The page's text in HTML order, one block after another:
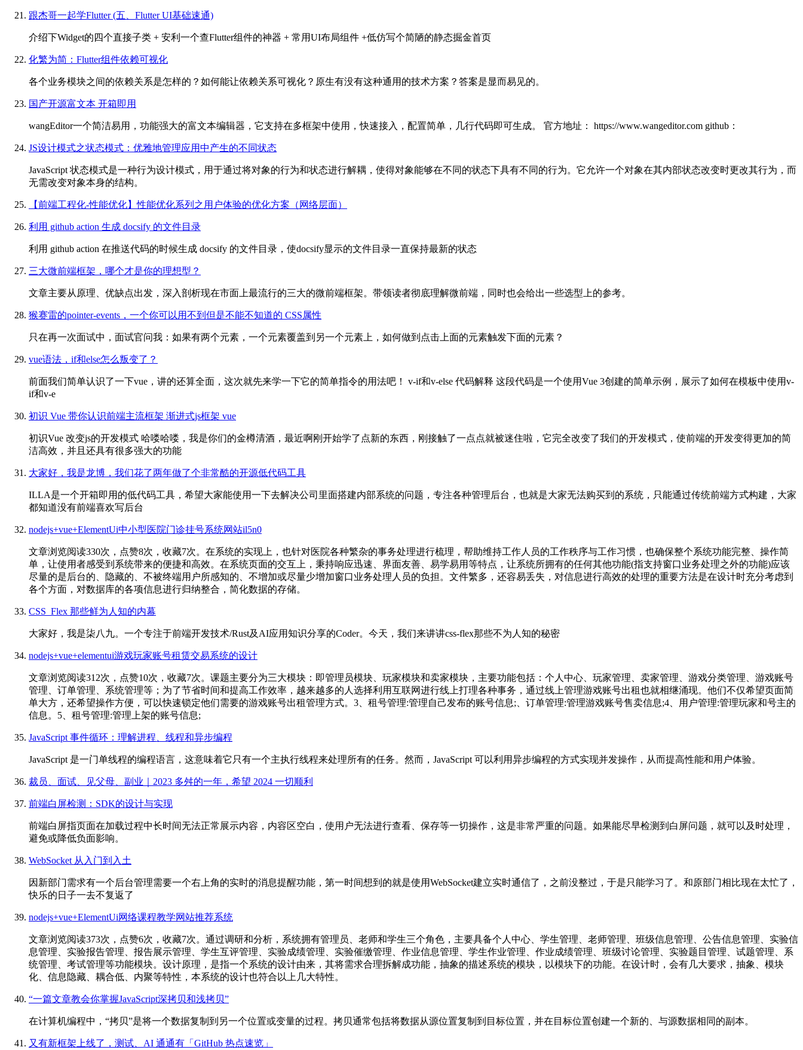
跟杰哥一起学Flutter (五、Flutter UI基础速通)
介绍下Widget的四个直接子类 + 安利一个查Flutter组件的神器 + 常用UI布局组件 +低仿写个简陋的静态掘金首页
化繁为简：Flutter组件依赖可视化
各个业务模块之间的依赖关系是怎样的？如何能让依赖关系可视化？原生有没有这种通用的技术方案？答案是显而易见的。
国产开源富文本 开箱即用
wangEditor一个简洁易用，功能强大的富文本编辑器，它支持在多框架中使用，快速接入，配置简单，几行代码即可生成。 官方地址： https://www.wangeditor.com github：
JS设计模式之状态模式：优雅地管理应用中产生的不同状态
JavaScript 状态模式是一种行为设计模式，用于通过将对象的行为和状态进行解耦，使得对象能够在不同的状态下具有不同的行为。它允许一个对象在其内部状态改变时更改其行为，而
无需改变对象本身的结构。
【前端工程化-性能优化】性能优化系列之用户体验的优化方案（网络层面）
利用 github action 生成 docsify 的文件目录
利用 github action 在推送代码的时候生成 docsify 的文件目录，使docsify显示的文件目录一直保持最新的状态
三大微前端框架，哪个才是你的理想型？
文章主要从原理、优缺点出发，深入剖析现在市面上最流行的三大的微前端框架。带领读者彻底理解微前端，同时也会给出一些选型上的参考。
猴赛雷的pointer-events，一个你可以用不到但是不能不知道的 CSS属性
只在再一次面试中，面试官问我：如果有两个元素，一个元素覆盖到另一个元素上，如何做到点击上面的元素触发下面的元素？
vue语法，if和else怎么叛变了？
前面我们简单认识了一下vue，讲的还算全面，这次就先来学一下它的简单指令的用法吧！ v-if和v-else 代码解释 这段代码是一个使用Vue 3创建的简单示例，展示了如何在模板中使用v-
if和v-e
初识 Vue 带你认识前端主流框架 渐进式js框架 vue
初识Vue 改变js的开发模式 哈喽哈喽，我是你们的金樽清酒，最近啊刚开始学了点新的东西，刚接触了一点点就被迷住啦，它完全改变了我们的开发模式，使前端的开发变得更加的简
洁高效，并且还具有很多强大的功能
大家好，我是龙博，我们花了两年做了个非常酷的开源低代码工具
ILLA是一个开箱即用的低代码工具，希望大家能使用一下去解决公司里面搭建内部系统的问题，专注各种管理后台，也就是大家无法购买到的系统，只能通过传统前端方式构建，大家
都知道没有前端喜欢写后台
nodejs+vue+ElementUi中小型医院门诊挂号系统网站il5n0
文章浏览阅读330次，点赞8次，收藏7次。在系统的实现上，也针对医院各种繁杂的事务处理进行梳理，帮助维持工作人员的工作秩序与工作习惯，也确保整个系统功能完整、操作简
单，让使用者感受到系统带来的便捷和高效。在系统页面的交互上，秉持响应迅速、界面友善、易学易用等特点，让系统所拥有的任何其他功能(指支持窗口业务处理之外的功能)应该
尽量的是后台的、隐藏的、不被终端用户所感知的、不增加或尽量少增加窗口业务处理人员的负担。文件繁多，还容易丢失，对信息进行高效的处理的重要方法是在设计时充分考虑到
各个方面，对数据库的各项信息进行归纳整合，简化数据的存储。
CSS_Flex 那些鲜为人知的内幕
大家好，我是柒八九。一个专注于前端开发技术/Rust及AI应用知识分享的Coder。今天，我们来讲讲css-flex那些不为人知的秘密
nodejs+vue+elementui游戏玩家账号租赁交易系统的设计
文章浏览阅读312次，点赞10次，收藏7次。课题主要分为三大模块：即管理员模块、玩家模块和卖家模块，主要功能包括：个人中心、玩家管理、卖家管理、游戏分类管理、游戏账号
管理、订单管理、系统管理等；为了节省时间和提高工作效率，越来越多的人选择利用互联网进行线上打理各种事务，通过线上管理游戏账号出租也就相继涌现。他们不仅希望页面简
单大方，还希望操作方便，可以快速锁定他们需要的游戏账号出租管理方式。3、租号管理:管理自己发布的账号信息;、订单管理:管理游戏账号售卖信息;4、用户管理:管理玩家和号主的
信息。5、租号管理:管理上架的账号信息;
JavaScript 事件循环：理解进程、线程和异步编程
JavaScript 是一门单线程的编程语言，这意味着它只有一个主执行线程来处理所有的任务。然而，JavaScript 可以利用异步编程的方式实现并发操作，从而提高性能和用户体验。
裁员、面试、见父母、副业｜2023 多舛的一年，希望 2024 一切顺利
前端白屏检测：SDK的设计与实现
前端白屏指页面在加载过程中长时间无法正常展示内容，内容区空白，使用户无法进行查看、保存等一切操作，这是非常严重的问题。如果能尽早检测到白屏问题，就可以及时处理，
避免或降低负面影响。
WebSocket 从入门到入土
因新部门需求有一个后台管理需要一个右上角的实时的消息提醒功能，第一时间想到的就是使用WebSocket建立实时通信了，之前没整过，于是只能学习了。和原部门相比现在太忙了，
快乐的日子一去不复返了
nodejs+vue+ElementUi网络课程教学网站推荐系统
文章浏览阅读373次，点赞6次，收藏7次。通过调研和分析，系统拥有管理员、老师和学生三个角色，主要具备个人中心、学生管理、老师管理、班级信息管理、公告信息管理、实验信
息管理、实验报告管理、报告展示管理、学生互评管理、实验成绩管理、实验催缴管理、作业信息管理、学生作业管理、作业成绩管理、班级讨论管理、实验题目管理、试题管理、系
统管理、考试管理等功能模块。设计原理，是指一个系统的设计由来，其将需求合理拆解成功能，抽象的描述系统的模块，以模块下的功能。在设计时，会有几大要求，抽象、模块
化、信息隐藏、耦合低、内聚等特性，本系统的设计也符合以上几大特性。
“一篇文章教会你掌握JavaScript深拷贝和浅拷贝”
在计算机编程中，“拷贝”是将一个数据复制到另一个位置或变量的过程。拷贝通常包括将数据从源位置复制到目标位置，并在目标位置创建一个新的、与源数据相同的副本。
又有新框架上线了，测试、AI 通通有「GitHub 热点速览」